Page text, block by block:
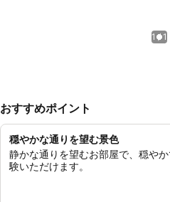
1 / 1
おすすめポイント
穏やかな通りを望む景色
静かな通りを望むお部屋で、穏や
験いただけます。